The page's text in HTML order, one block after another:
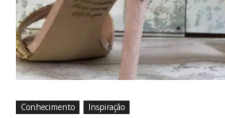
Conhecimento Inspiração